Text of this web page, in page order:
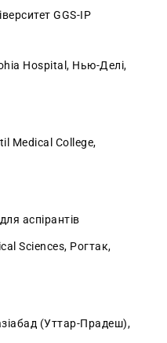
GGS-IP
Hospital, Нью-Делі,
Medical College,
аспірантів
Sciences, Рогтак,
(Уттар-Прадеш),